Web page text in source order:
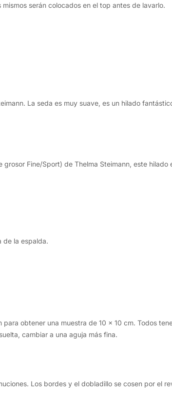
serán colocados en el top antes de lavarlo.
La seda es muy suave, es un hilado
Fine/Sport) de Thelma Steimann, este
de la espalda.
obtener una muestra de 10 x 10 cm. Todos
cambiar a una aguja más fina.
Los bordes y el dobladillo se cosen por el